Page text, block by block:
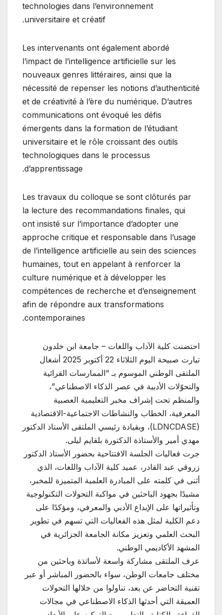
technologies dans l’environnement
universitaire et créatif.
Les intervenants ont également abordé
l’impact de l’intelligence artificielle sur les
nouveaux genres littéraires, ainsi que la
nécessité de repenser les notions d’authenticité
et de créativité à l’ère du numérique. D’autres
communications ont évoqué les défis
émergents dans la formation de l’étudiant
universitaire et le rôle croissant des outils
technologiques dans le processus
d’apprentissage.
Les travaux du colloque se sont clôturés par
la lecture des recommandations finales, qui
ont insisté sur l’importance d’adopter une
approche critique et responsable dans l’usage
de l’intelligence artificielle au sein des sciences
humaines, tout en appelant à renforcer la
culture numérique et à développer les
compétences de recherche et d’enseignement
afin de répondre aux transformations
contemporaines.
احتضنت كلية الآداب واللغات – جامعة ابن خلدون
تيارت صبيحة اليوم الثلاثاء 22 أكتوبر 2025 أشغال
الملتقى الوطني الموسوم بـ “الممارسات القرائية
والتحوّلات الأدبية في عصر الذكاء الاصطناعي”،
والمنظم تحت إشراف مخبر التعليمية العصبية
المعرفية، الخطاب والنشاطات الاجتماعية-الاقتصادية
(LDNCDASE)، وبقيادة رئيسي الملتقى الأستاذ الدكتور
مهدي أمير والأستاذة الدكتورة بلقايم ليلى.
جرت فعاليات الجلسة الافتتاحية بحضور الأستاذ الدكتور
زروقي عبد القادر، عميد كلية الآداب واللغات، الذي
أثنى في كلمته على المبادرة العلمية المتميزة للمخبر،
مشيدًا بجهود الباحثين في مواكبة التحولات التكنولوجية
وتأثيراتها على الإبداع الأدبي والمعرفي، ومؤكدًا على
دعم الكلية لمثل هذه الفعاليات التي تسهم في تطوير
البحث العلمي وتعزيز مكانة الجامعة الجزائرية في
المشهد الأكاديمي الوطني.
عرف الملتقى مشاركة واسعة لأساتذة وباحثين من
مختلف جامعات الوطن، سواء بالحضور المباشر أو عبر
تقنية التحاضر عن بعد، تناولوا من خلالها التحولات
العميقة التي أحدثها الذكاء الاصطناعي في مجالات